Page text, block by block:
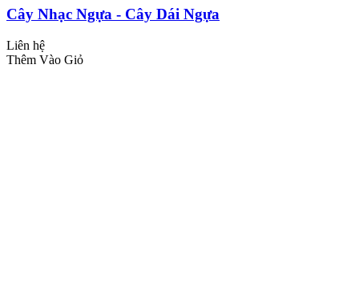
Cây Nhạc Ngựa - Cây Dái Ngựa
Liên hệ
Thêm Vào Giỏ